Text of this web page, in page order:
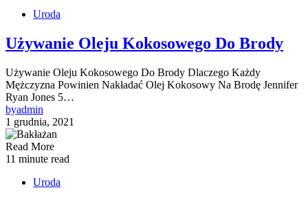
Uroda
Używanie Oleju Kokosowego Do Brody
Używanie Oleju Kokosowego Do Brody Dlaczego Każdy
Mężczyzna Powinien Nakładać Olej Kokosowy Na Brodę Jennifer
Ryan Jones 5…
byadmin
1 grudnia, 2021
Read More
11 minute read
Uroda